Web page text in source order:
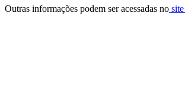
Outras informações podem ser acessadas no